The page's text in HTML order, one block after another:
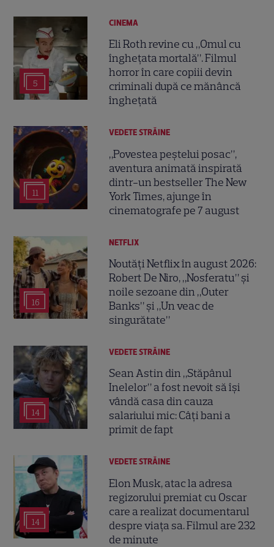
5
CINEMA
Eli Roth revine cu „Omul cu
înghețata mortală”. Filmul
horror în care copiii devin
criminali după ce mănâncă
înghețată
11
VEDETE STRĂINE
„Povestea peștelui posac”,
aventura animată inspirată
dintr-un bestseller The New
York Times, ajunge în
cinematografe pe 7 august
16
NETFLIX
Noutăți Netflix în august 2026:
Robert De Niro, „Nosferatu” și
noile sezoane din „Outer
Banks” și „Un veac de
singurătate”
14
VEDETE STRĂINE
Sean Astin din „Stăpânul
Inelelor” a fost nevoit să își
vândă casa din cauza
salariului mic: Câți bani a
primit de fapt
14
VEDETE STRĂINE
Elon Musk, atac la adresa
regizorului premiat cu Oscar
care a realizat documentarul
despre viața sa. Filmul are 232
de minute